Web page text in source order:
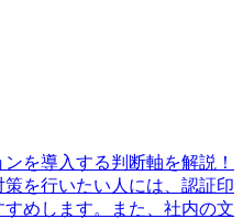
を導入する判断軸を解説！
を行いたい人には、認証印
めします。また、社内の文